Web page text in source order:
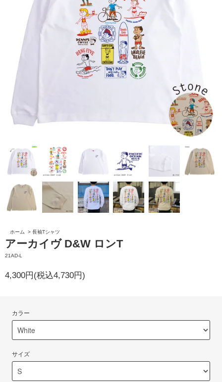
ホーム > 長袖Tシャツ
アーカイヴ D&W ロンT
21AD-L
4,300円(税込4,730円)
カラー
サイズ